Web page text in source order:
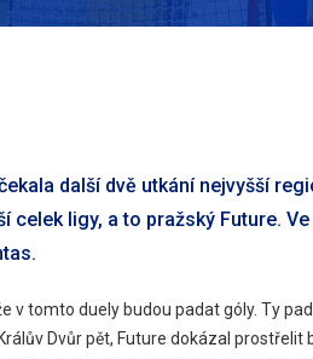
další dvě utkání nejvyšší
ligy, a to pražský Future.
v tomto duely budou padat góly. Ty
Dvůr pět, Future dokázal prostřelit